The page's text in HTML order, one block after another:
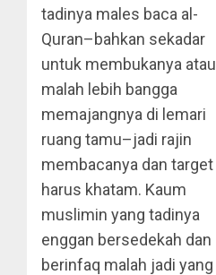
tadinya males baca al-
Quran–bahkan sekadar
untuk membukanya atau
malah lebih bangga
memajangnya di lemari
ruang tamu–jadi rajin
membacanya dan target
harus khatam. Kaum
muslimin yang tadinya
enggan bersedekah dan
berinfaq malah jadi yang